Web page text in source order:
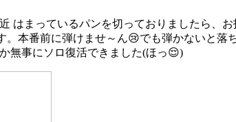
はまっているパンを切っておりましたら、
本番前に弾けませ～ん😢でも弾かないと
無事にソロ復活できました(ほっ😌)